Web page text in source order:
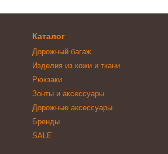
Каталог
Дорожный багаж
Изделия из кожи и ткани
Рюкзаки
Зонты и аксессуары
Дорожные аксессуары
Бренды
SALE